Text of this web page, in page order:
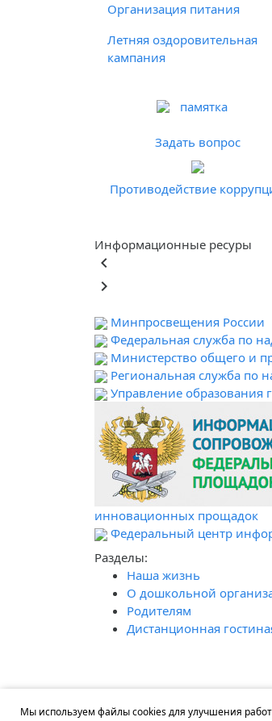
Организация питания
Летняя оздоровительная
кампания
памятка
Задать вопрос
Противодействие
Информационные ресуры
keyboard_arrow_left
keyboard_arrow_right
Минпросвещения России
Федеральная служба по
Министерство общего и
Региональная служба по
Управление образования
инновационных прощадок
Федеральный центр
Разделы:
Наша жизнь
О дошкольной
Родителям
Дистанционная
Мы используем файлы cookies для улучшения